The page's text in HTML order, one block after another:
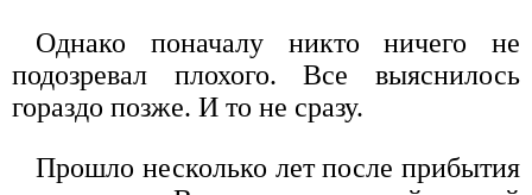
Однако поначалу никто ничего не
подозревал плохого. Все выяснилось
гораздо позже. И то не сразу.
Прошло несколько лет после прибытия